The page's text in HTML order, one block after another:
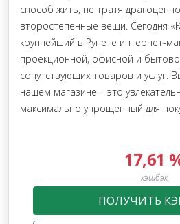
способ жить, не тратя
второстепенные вещи. Сегодня
крупнейший в Рунете интернет-
проекционной, офисной и
сопутствующих товаров и услуг.
нашем магазине – это
максимально упрощенный для
17,61
кэшбэк
ПОЛУЧИТЬ